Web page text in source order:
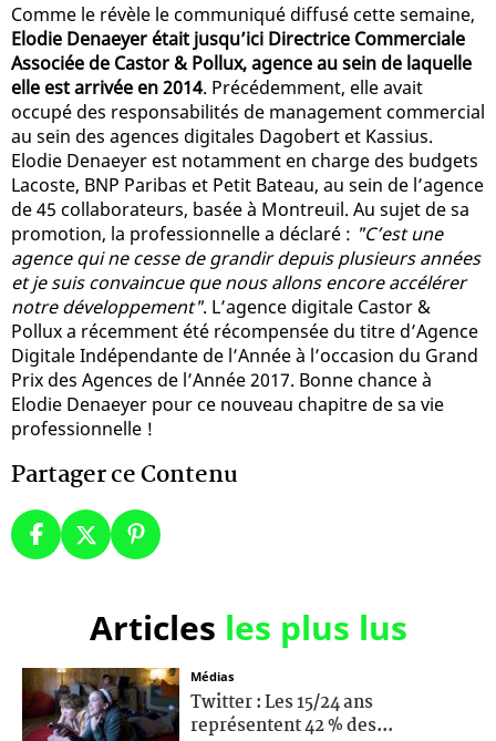
Comme le révèle le communiqué diffusé cette semaine,
Elodie Denaeyer était jusqu’ici Directrice Commerciale
Associée de Castor & Pollux, agence au sein de laquelle
elle est arrivée en 2014. Précédemment, elle avait
occupé des responsabilités de management commercial
au sein des agences digitales Dagobert et Kassius.
Elodie Denaeyer est notamment en charge des budgets
Lacoste, BNP Paribas et Petit Bateau, au sein de l’agence
de 45 collaborateurs, basée à Montreuil. Au sujet de sa
promotion, la professionnelle a déclaré : "C’est une
agence qui ne cesse de grandir depuis plusieurs années
et je suis convaincue que nous allons encore accélérer
notre développement". L’agence digitale Castor &
Pollux a récemment été récompensée du titre d’Agence
Digitale Indépendante de l’Année à l’occasion du Grand
Prix des Agences de l’Année 2017. Bonne chance à
Elodie Denaeyer pour ce nouveau chapitre de sa vie
professionnelle !
Partager ce Contenu
Articles les plus lus
Médias
Twitter : Les 15/24 ans
représentent 42 % des...